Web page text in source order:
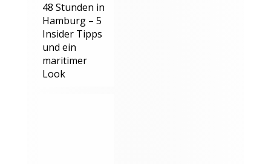
48 Stunden in
Hamburg – 5
Insider Tipps
und ein
maritimer
Look